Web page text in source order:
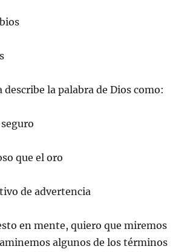
describe la palabra de Dios como:
que el oro
de advertencia
en mente, quiero que miremos
algunos de los términos